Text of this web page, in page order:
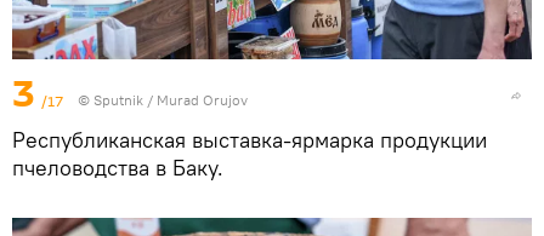
3 /17 © Sputnik / Murad Orujov
Республиканская выставка-ярмарка продукции
пчеловодства в Баку.